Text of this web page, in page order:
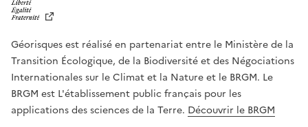
T
É
,
É
G
A
L
Géorisques est réalisé en partenariat entre le Ministère de la
Transition Écologique, de la Biodiversité et des Négociations
Internationales sur le Climat et la Nature et le BRGM. Le
BRGM est L'établissement public français pour les
applications des sciences de la Terre. Découvrir le BRGM